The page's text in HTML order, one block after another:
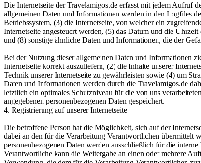
Die Internetseite der Travelamigos.de erfasst mit jedem Aufruf
allgemeinen Daten und Informationen werden in den Logfiles
Betriebssystem, (3) die Internetseite, von welcher ein
Internetseite angesteuert werden, (5) das Datum und die
und (8) sonstige ähnliche Daten und Informationen, die der
Bei der Nutzung dieser allgemeinen Daten und Informationen
Internetseite korrekt auszuliefern, (2) die Inhalte unserer
Technik unserer Internetseite zu gewährleisten sowie (4) um
Daten und Informationen werden durch die Travelamigos.de
letztlich ein optimales Schutzniveau für die von uns
angegebenen personenbezogenen Daten gespeichert.
4. Registrierung auf unserer Internetseite
Die betroffene Person hat die Möglichkeit, sich auf der
dabei an den für die Verarbeitung Verantwortlichen übermittelt
personenbezogenen Daten werden ausschließlich für die
Verantwortliche kann die Weitergabe an einen oder mehrere